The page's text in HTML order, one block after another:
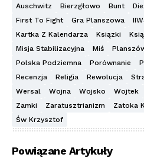
Auschwitz
Bierzgłowo Bunt
First To Fight
Gra Planszowa
Kartka Z Kalendarza
Ksiązki
Misja Stabilizacyjna
Miś
Polska Podziemna
Porównanie
Recenzja
Religia Rewolucja
Wersal
Wojna Wojsko Wojtek
Zamki
Zaratusztrianizm Zatoka
Św Krzysztof
Powiązane Artykuły